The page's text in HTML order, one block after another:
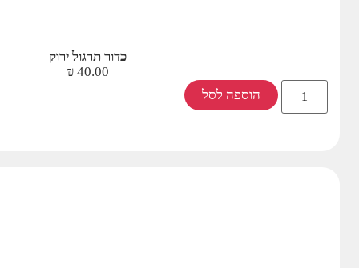
כדור תרגול ירוק
40.00
₪
הוספה לסל